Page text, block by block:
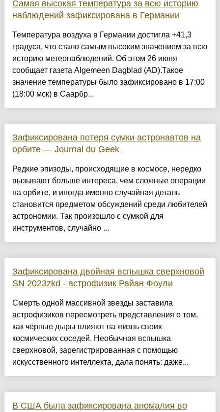
Самая высокая температура за всю историю
наблюдений зафиксирована в Германии
Температура воздуха в Германии достигла +41,3
градуса, что стало самым высоким значением за всю
историю метеонаблюдений. Об этом 26 июня
сообщает газета Algemeen Dagblad (AD).Такое
значение температуры было зафиксировано в 17:00
(18:00 мск) в Саарбр...
Зафиксирована потеря сумки астронавтов на
орбите — Journal du Geek
Редкие эпизоды, происходящие в космосе, нередко
вызывают больше интереса, чем сложные операции
на орбите, и иногда именно случайная деталь
становится предметом обсуждений среди любителей
астрономии. Так произошло с сумкой для
инструментов, случайно ...
Зафиксирована двойная вспышка сверхновой
SN 2023zkd - астрофизик Райан Фоули
Смерть одной массивной звезды заставила
астрофизиков пересмотреть представления о том,
как чёрные дыры влияют на жизнь своих
космических соседей. Необычная вспышка
сверхновой, зарегистрированная с помощью
искусственного интеллекта, дала понять: даже...
В США была зафиксирована аномалия во